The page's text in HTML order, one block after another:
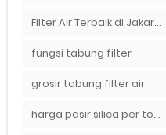
Filter Air Terbaik di Jakarta
fungsi tabung filter
grosir tabung filter air
harga pasir silica per ton per kg